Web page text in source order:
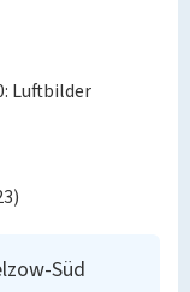
Luftbilder
Süd